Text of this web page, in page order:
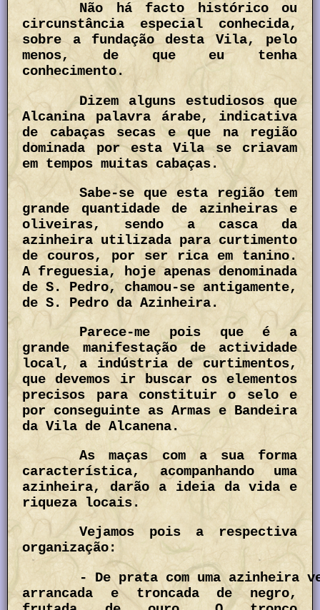
Não há facto histórico ou
circunstância especial conhecida,
sobre a fundação desta Vila, pelo
menos, de que eu tenha
conhecimento.
Dizem alguns estudiosos que
Alcanina palavra árabe, indicativa
de cabaças secas e que na região
dominada por esta Vila se criavam
em tempos muitas cabaças.
Sabe-se que esta região tem
grande quantidade de azinheiras e
oliveiras, sendo a casca da
azinheira utilizada para curtimento
de couros, por ser rica em tanino.
A freguesia, hoje apenas denominada
de S. Pedro, chamou-se antigamente,
de S. Pedro da Azinheira.
Parece-me pois que é a
grande manifestação de actividade
local, a indústria de curtimentos,
que devemos ir buscar os elementos
precisos para constituir o selo e
por conseguinte as Armas e Bandeira
da Vila de Alcanena.
As maças com a sua forma
característica, acompanhando uma
azinheira, darão a ideia da vida e
riqueza locais.
Vejamos pois a respectiva
organização:
- De prata com uma azinheira
arrancada e troncada de negro,